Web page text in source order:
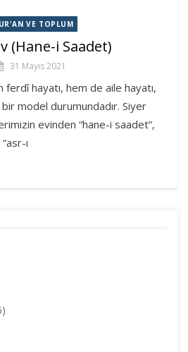
VE TOPLUM
(Hane-i Saadet)
31 Mayıs 2021
ferdî hayatı, hem de aile hayatı,
model durumundadır. Siyer
evinden “hane-i saadet”,
ı